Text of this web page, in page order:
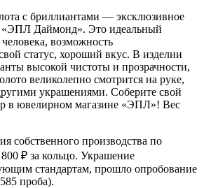
с бриллиантами — эксклюзивное
Даймонд». Это идеальный
возможность
статус, хороший вкус. В изделии
высокой чистоты и прозрачности,
великолепно смотрится на руке,
украшениями. Соберите свой
в ювелирном магазине «ЭПЛ»! Вес
собственного производства по
₽ за кольцо. Украшение
стандартам, прошло опробование
проба).